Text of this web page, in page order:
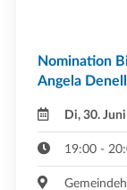
Nomination
Angela Denell
Di, 30.
19:00 -